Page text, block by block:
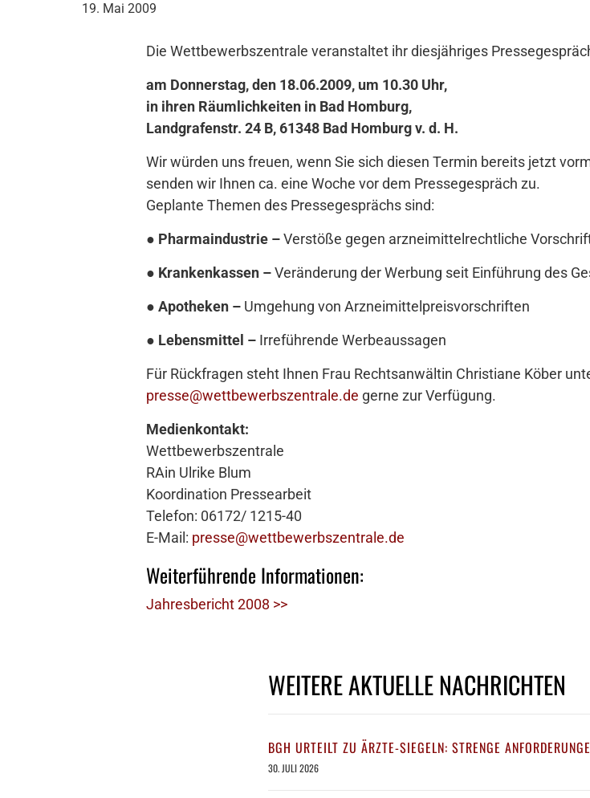
19. Mai 2009
Die Wettbewerbszentrale veranstaltet ihr diesjähriges
am Donnerstag, den 18.06.2009, um 10.30 Uhr,
in ihren Räumlichkeiten in Bad Homburg,
Landgrafenstr. 24 B, 61348 Bad Homburg v. d. H.
Wir würden uns freuen, wenn Sie sich diesen Termin bereits jetzt
senden wir Ihnen ca. eine Woche vor dem Pressegespräch zu.
Geplante Themen des Pressegesprächs sind:
● Pharmaindustrie –Verstöße gegen arzneimittelrechtliche
● Krankenkassen –Veränderung der Werbung seit Einführung des
● Apotheken – Umgehung von Arzneimittelpreisvorschriften
● Lebensmittel – Irreführende Werbeaussagen
Für Rückfragen steht Ihnen Frau Rechtsanwältin Christiane Köber
presse@wettbewerbszentrale.de gerne zur Verfügung.
Medienkontakt:
Wettbewerbszentrale
RAin Ulrike Blum
Koordination Pressearbeit
Telefon: 06172/ 1215-40
E-Mail: presse@wettbewerbszentrale.de
Weiterführende Informationen:
Jahresbericht 2008 >>
WEITERE AKTUELLE NACHRICHTEN
BGH URTEILT ZU ÄRZTE-SIEGELN: STRENGE
30. JULI 2026